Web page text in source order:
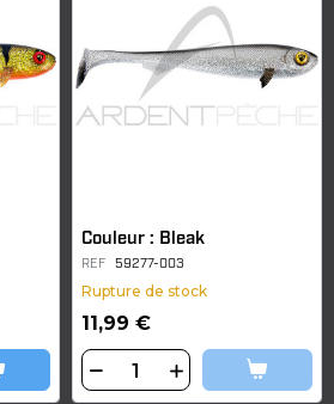
Couleur : Bleak
REF 59277-003
Rupture de stock
11,99 €